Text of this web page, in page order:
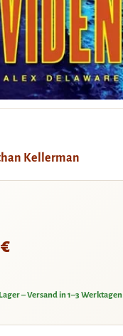
Kellerman
€
– Versand in 1–3 Werktagen